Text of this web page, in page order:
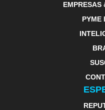
EMPRESAS
PYME